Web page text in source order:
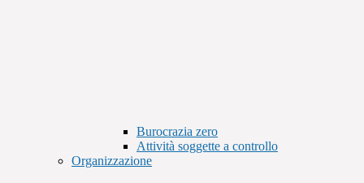
Burocrazia zero
Attività soggette a controllo
Organizzazione